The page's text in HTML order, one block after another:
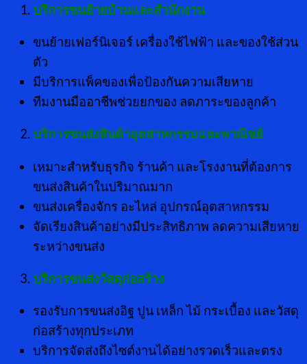
บริการขนย้ายบ้านและสำนักงาน
ขนย้ายเฟอร์นิเจอร์ เครื่องใช้ไฟฟ้า และของใช้ส่วน
ตัว
มีบริการแพ็คของเพื่อป้องกันความเสียหาย
ทีมงานมืออาชีพช่วยยกของ ลดภาระของลูกค้า
บริการขนส่งสินค้าอุตสาหกรรมและพาณิชย์
เหมาะสำหรับธุรกิจ ร้านค้า และโรงงานที่ต้องการ
ขนส่งสินค้าในปริมาณมาก
ขนส่งเครื่องจักร อะไหล่ อุปกรณ์อุตสาหกรรม
จัดเรียงสินค้าอย่างมีประสิทธิภาพ ลดความเสียหาย
ระหว่างขนส่ง
บริการขนส่งวัสดุก่อสร้าง
รองรับการขนส่งอิฐ ปูน เหล็ก ไม้ กระเบื้อง และวัสดุ
ก่อสร้างทุกประเภท
บริการจัดส่งถึงไซต์งานได้อย่างรวดเร็วและตรง